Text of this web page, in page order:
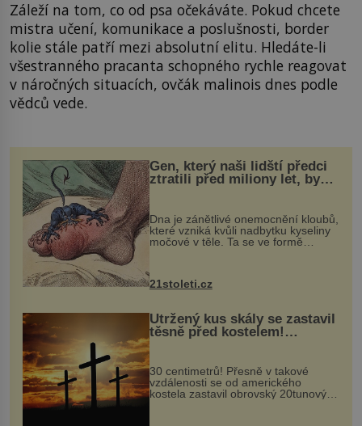
Záleží na tom, co od psa očekáváte. Pokud chcete
mistra učení, komunikace a poslušnosti, border
kolie stále patří mezi absolutní elitu. Hledáte-li
všestranného pracanta schopného rychle reagovat
v náročných situacích, ovčák malinois dnes podle
vědců vede.
Gen, který naši lidští předci
ztratili před miliony let, by
mohl pomoci s léčbou
„nemoci králů“
Dna je zánětlivé onemocnění kloubů,
které vzniká kvůli nadbytku kyseliny
močové v těle. Ta se ve formě
nohou, a způsobuje bole...
21stoleti.cz
Utržený kus skály se zastavil
těsně před kostelem!
Ochránila ho boží síla?
30 centimetrů! Přesně v takové
vzdálenosti se od amerického
kostela zastavil obrovský 20tunový